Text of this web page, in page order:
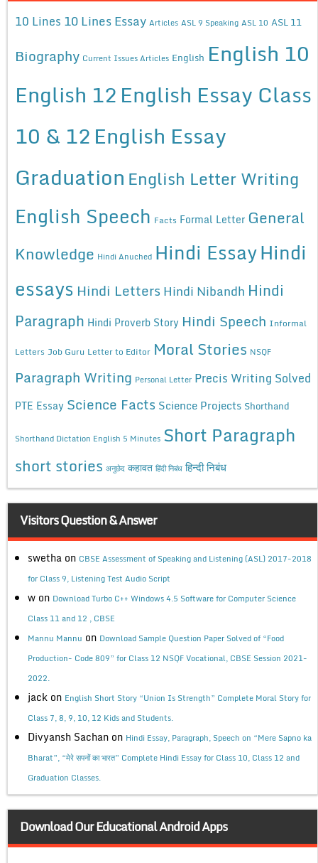
10 Lines 10 Lines Essay Articles ASL 9 Speaking ASL 10 ASL 11
Biography Current Issues Articles English English 10
English 12English Essay Class
10 & 12English Essay
Graduation English Letter Writing
English Speech Facts Formal Letter General
Knowledge Hindi Anuched Hindi EssayHindi
essays Hindi Letters Hindi Nibandh Hindi
Paragraph Hindi Proverb Story Hindi Speech Informal
Letters Job Guru Letter to Editor Moral Stories NSQF
Paragraph Writing Personal Letter Precis Writing Solved
PTE Essay Science Facts Science Projects Shorthand
Shorthand Dictation English 5 Minutes Short Paragraph
short stories अनुछेद कहावत हिंदी निबंध हिन्दी निबंध
Visitors Question & Answer
swetha on CBSE Assessment of Speaking and Listening (ASL) 2017-2018
for Class 9, Listening Test Audio Script
w on Download Turbo C++ Windows 4.5 Software for Computer Science
Class 11 and 12 , CBSE
Mannu Mannu on Download Sample Question Paper Solved of “Food
Production- Code 809” for Class 12 NSQF Vocational, CBSE Session 2021-
2022.
jack on English Short Story “Union Is Strength” Complete Moral Story for
Class 7, 8, 9, 10, 12 Kids and Students.
Divyansh Sachan on Hindi Essay, Paragraph, Speech on “Mere Sapno ka
Bharat”, “मेरे सपनों का भारत” Complete Hindi Essay for Class 10, Class 12 and
Graduation Classes.
Download Our Educational Android Apps